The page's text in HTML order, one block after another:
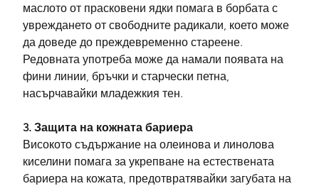
маслото от прасковени ядки помага в борбата с
увреждането от свободните радикали, което може
да доведе до преждевременно стареене.
Редовната употреба може да намали появата на
фини линии, бръчки и старчески петна,
насърчавайки младежкия тен.
3. Защита на кожната бариера
Високото съдържание на олеинова и линолова
киселини помага за укрепване на естествената
бариера на кожата, предотвратявайки загубата на